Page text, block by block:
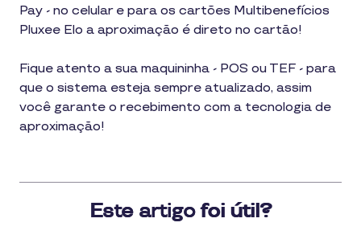
Pay - no celular e para os cartões Multibenefícios
Pluxee Elo a aproximação é direto no cartão!
Fique atento a sua maquininha - POS ou TEF - para
que o sistema esteja sempre atualizado, assim
você garante o recebimento com a tecnologia de
aproximação!